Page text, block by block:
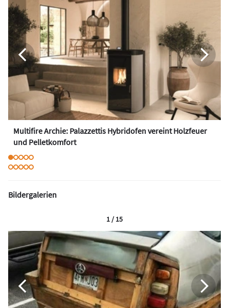
Multifire Archie: Palazzettis Hybridofen vereint Holzfeuer
und Pelletkomfort
Bildergalerien
1 / 15